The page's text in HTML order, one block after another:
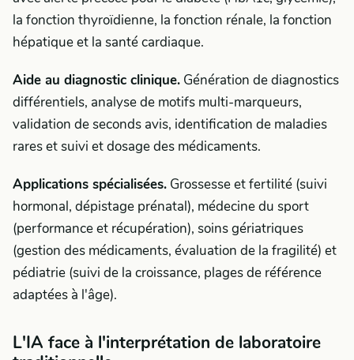
la fonction thyroïdienne, la fonction rénale, la fonction
hépatique et la santé cardiaque.
Aide au diagnostic clinique. Génération de diagnostics
différentiels, analyse de motifs multi-marqueurs,
validation de seconds avis, identification de maladies
rares et suivi et dosage des médicaments.
Applications spécialisées. Grossesse et fertilité (suivi
hormonal, dépistage prénatal), médecine du sport
(performance et récupération), soins gériatriques
(gestion des médicaments, évaluation de la fragilité) et
pédiatrie (suivi de la croissance, plages de référence
adaptées à l'âge).
L'IA face à l'interprétation de laboratoire